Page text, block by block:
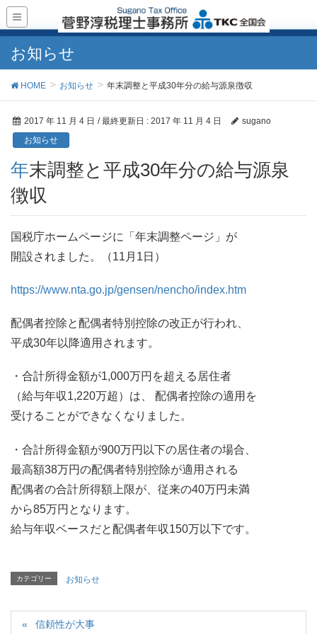
お知らせ
HOME お知らせ 年末調整と平成30年分の給与源泉徴収
2017 年 11 月 4 日 / 最終更新日 : 2017 年 11 月 4 日
sugano
お知らせ
年末調整と平成30年分の給与源泉
徴収
国税庁ホームページに「年末調整ページ」が
開設されました。（11月1日）
https://www.nta.go.jp/gensen/nencho/index.htm
配偶者控除と配偶者特別控除の改正が行われ、
平成30年以降適用されます。
・合計所得金額が1,000万円を超える居住者
（給与年収1,220万超）は、 配偶者控除の適用を
受けることができなくなりました。
・合計所得金額が900万円以下の居住者の場合、
最高額38万円の配偶者特別控除が適用される
配偶者の合計所得額上限が、従来の40万円未満
から85万円となります。
給与年収ベースだと配偶者年収150万以下です。
カテゴリー お知らせ
信頼性が大事